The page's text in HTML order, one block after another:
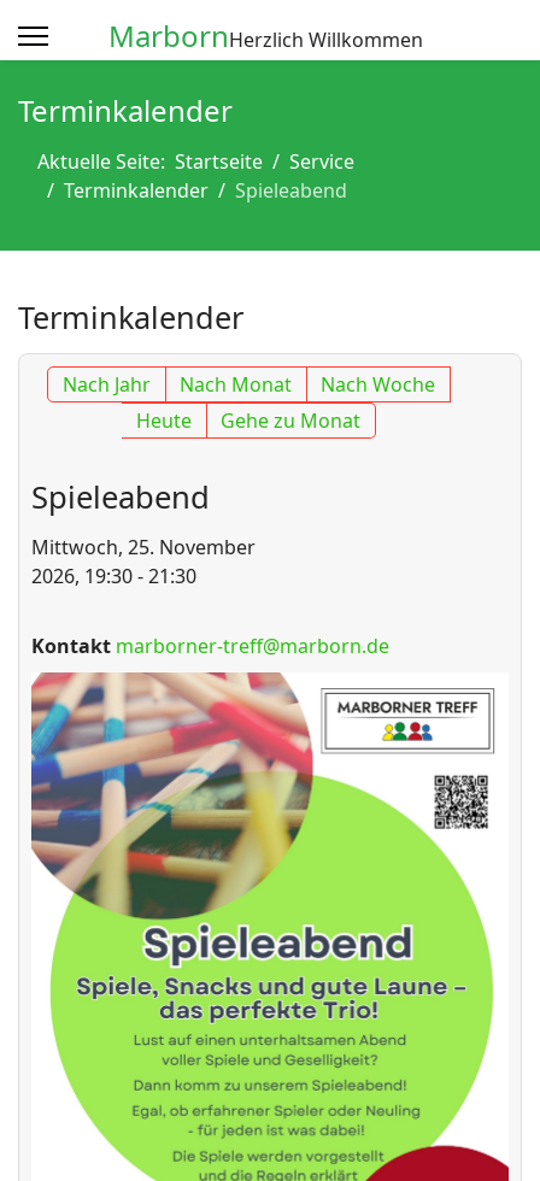
MarbornHerzlich Willkommen
Terminkalender
Aktuelle Seite: Startseite
Service
Terminkalender
Spieleabend
Terminkalender
Nach Jahr Nach Monat
Nach Woche
Heute
Gehe zu Monat
Spieleabend
Mittwoch, 25. November
2026, 19:30 - 21:30
Kontakt marborner-treff@marborn.de
anzeigen